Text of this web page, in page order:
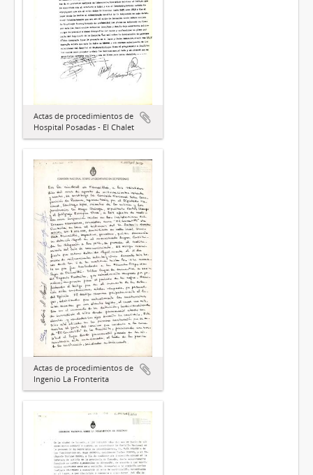
Actas de procedimientos de
Hospital Posadas - El Chalet
Actas de procedimientos de
Ingenio La Fronterita